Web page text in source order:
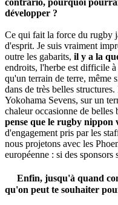
développer ?
Ce qui fait la force du rugby
d'esprit. Je suis vraiment
outre les gabarits, il y a la
endroits, l'herbe est difficile
qu'un terrain de terre, même
dans de très belles
Yokohama Sevens, sur un
chaleur occasionne de
pense que le rugby nippon
d'engagement pris par les
nous projetons avec les
européenne : si des
Enfin, jusqu'à quand
qu'on peut te souhaiter